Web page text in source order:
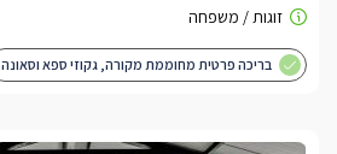
בריכה פרטית מחוממת מקורה, גקוזי ספא וסאונה